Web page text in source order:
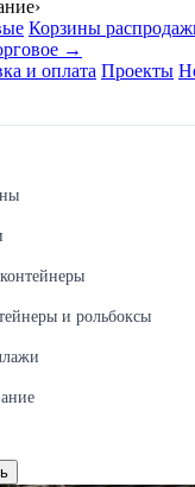
›
Корзины
→
и оплата Проекты
и рольбоксы